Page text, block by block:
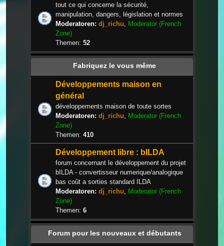
tout ce qui concerne la sécurité,
manipulation, dangers, législation et normes
Moderatoren: dj_richu
Moderator (French
Zone)
Themen: 52
Fabriquez le vous même
Développements maison en
général
développements maison de toute sortes
Moderatoren: dj_richu
Moderator (French
Zone)
Themen: 410
Développement libre : bILDA
forum concernant le développement du projet
bILDA - convertisseur numerique/analogique
bas coût a sorties standard ILDA
Moderatoren: dj_richu
Moderator (French
Zone)
Themen: 6
Forum pour les nouveaux et débutants